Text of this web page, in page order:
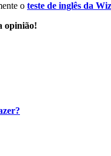
o teste de inglês da
opinião!